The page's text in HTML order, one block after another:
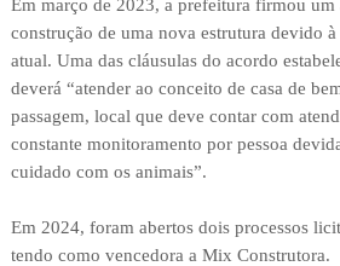
Em março de 2023, a prefeitura firmou um
construção de uma nova estrutura devido
atual. Uma das cláusulas do acordo
deverá “atender ao conceito de casa de
passagem, local que deve contar com
constante monitoramento por pessoa
cuidado com os animais”.
Em 2024, foram abertos dois processos
tendo como vencedora a Mix Construtora.